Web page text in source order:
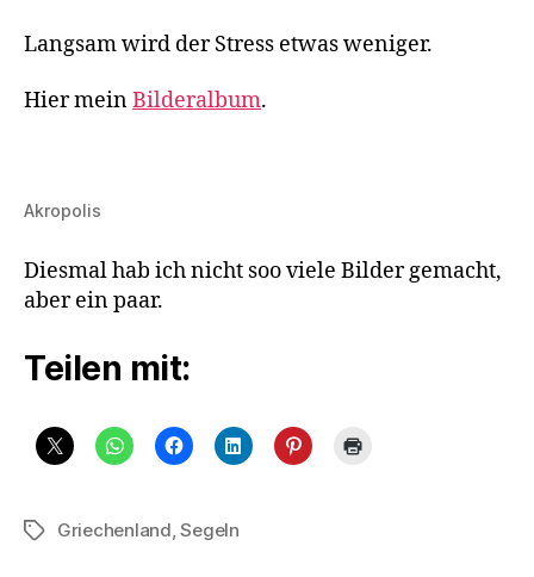
Langsam wird der Stress etwas weniger.
Hier meinBilderalbum.
Akropolis
Diesmal hab ich nicht soo viele Bilder gemacht,
aber ein paar.
Teilen mit:
Schlagwörter
Griechenland ,Segeln